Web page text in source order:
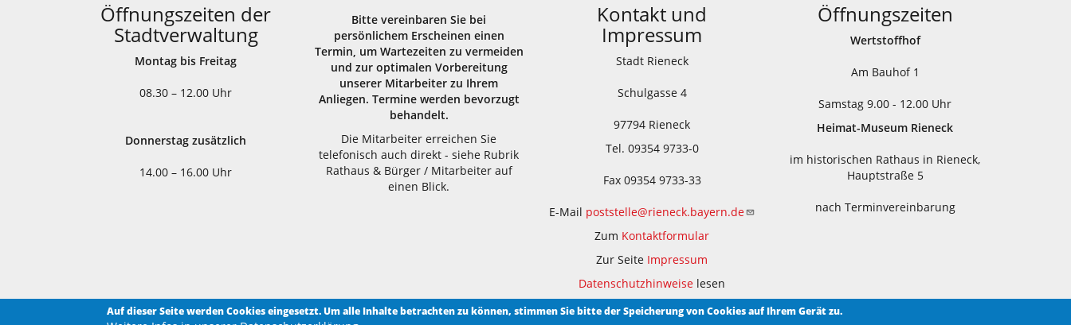
Öffnungszeiten der
Stadtverwaltung
Montag bis Freitag
08.30 – 12.00 Uhr
Donnerstag zusätzlich
14.00 – 16.00 Uhr
Bitte vereinbaren Sie bei
persönlichem Erscheinen einen
Termin, um Wartezeiten zu vermeiden
und zur optimalen Vorbereitung
unserer Mitarbeiter zu Ihrem
Anliegen. Termine werden bevorzugt
behandelt.
Die Mitarbeiter erreichen Sie
telefonisch auch direkt - siehe Rubrik
Rathaus & Bürger / Mitarbeiter auf
einen Blick.
Kontakt und
Impressum
Stadt Rieneck
Schulgasse 4
97794 Rieneck
Tel. 09354 9733-0
Fax 09354 9733-33
E-Mail poststelle@rieneck.bayern.de
Zum Kontaktformular
Zur Seite Impressum
Datenschutzhinweise lesen
Öffnungszeiten
Wertstoffhof
Am Bauhof 1
Samstag 9.00 - 12.00 Uhr
Heimat-Museum Rieneck
im historischen Rathaus in Rieneck,
Hauptstraße 5
nach Terminvereinbarung
Auf dieser Seite werden Cookies eingesetzt. Um alle Inhalte betrachten zu können, stimmen Sie bitte der Speicherung von Cookies auf Ihrem Gerät zu.